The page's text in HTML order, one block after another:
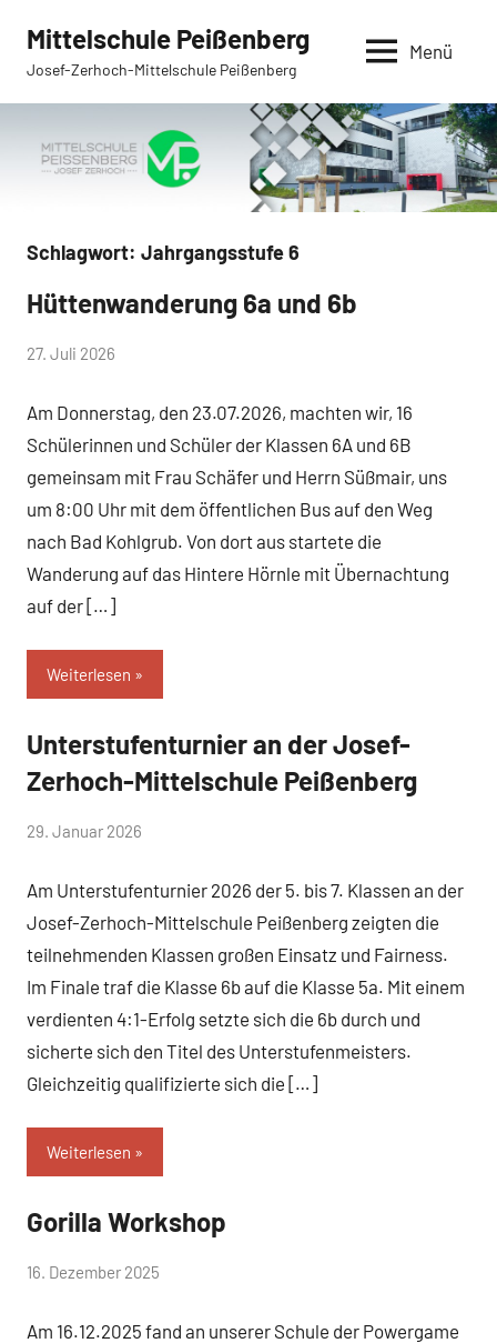
Inhalt
springen
Mittelschule Peißenberg
Josef-Zerhoch-Mittelschule Peißenberg
Menü
Schlagwort: Jahrgangsstufe 6
Allgemein
Hüttenwanderung 6a und 6b
von
Peißenberg
27. Juli 2026
Am Donnerstag, den 23.07.2026, machten wir, 16
Schülerinnen und Schüler der Klassen 6A und 6B
gemeinsam mit Frau Schäfer und Herrn Süßmair, uns
um 8:00 Uhr mit dem öffentlichen Bus auf den Weg
nach Bad Kohlgrub. Von dort aus startete die
Wanderung auf das Hintere Hörnle mit Übernachtung
auf der […]
Weiterlesen
Allgemein
Unterstufenturnier an der Josef-
Zerhoch-Mittelschule Peißenberg
von
Peißenberg
29. Januar 2026
Am Unterstufenturnier 2026 der 5. bis 7. Klassen an der
Josef-Zerhoch-Mittelschule Peißenberg zeigten die
teilnehmenden Klassen großen Einsatz und Fairness.
Im Finale traf die Klasse 6b auf die Klasse 5a. Mit einem
verdienten 4:1-Erfolg setzte sich die 6b durch und
sicherte sich den Titel des Unterstufenmeisters.
Gleichzeitig qualifizierte sich die […]
Weiterlesen
Allgemein
Gorilla Workshop
von
Peißenberg
16. Dezember 2025
Am 16.12.2025 fand an unserer Schule der Powergame